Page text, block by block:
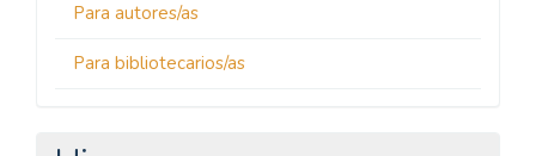
Para autores/as
Para bibliotecarios/as